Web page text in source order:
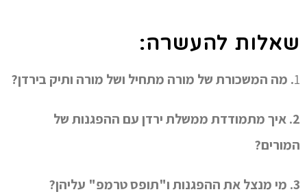
שאלות להעשרה:
1. מה המשכורת של מורה מתחיל ושל מורה ותיק בירדן?
2. איך מתמודדת ממשלת ירדן עם ההפגנות של
המורים?
3. מי מנצל את ההפגנות ו"תופס טרמפ" עליהן?